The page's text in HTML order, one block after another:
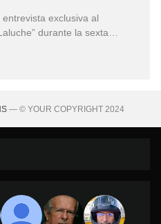
exclusiva al
durante la sexta
Brasil. En medio del
— © YOUR COPYRIGHT 2024